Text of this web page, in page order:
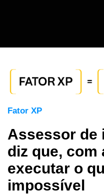
Fator XP
Assessor de
diz que, com
executar o
impossível